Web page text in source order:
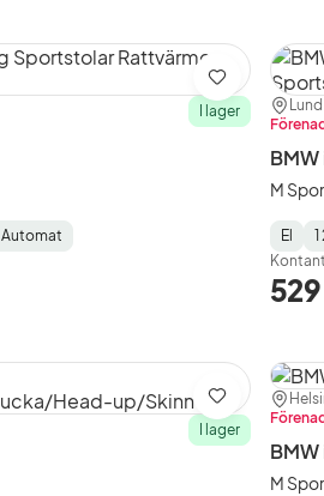
I lager
Automat
Spara
Plats:
Lund
M
Fuel
Type:
El
Year:
Type:
I lager
Spara Plats:
M